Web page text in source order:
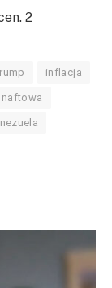
2
inflacja